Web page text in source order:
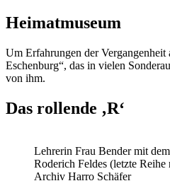
Heimatmuseum
Um Erfahrungen der
Eschenburg“, das in vielen
von ihm.
Das rollende ‚R‘
Lehrerin Frau Bender mit
Roderich Feldes (letzte Reihe
Archiv Harro Schäfer